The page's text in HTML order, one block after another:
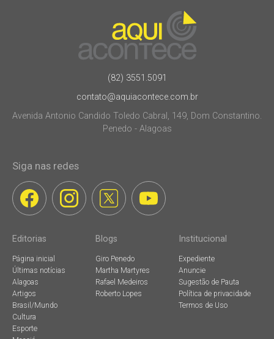
(82) 3551.5091
contato@aquiacontece.com.br
Avenida Antonio Candido Toledo Cabral, 149, Dom Constantino.
Penedo - Alagoas
Siga nas redes
Editorias
Página inicial
Últimas notícias
Alagoas
Artigos
Brasil/Mundo
Cultura
Esporte
Blogs
Giro Penedo
Martha Martyres
Rafael Medeiros
Roberto Lopes
Institucional
Expediente
Anuncie
Sugestão de Pauta
Política de privacidade
Termos de Uso